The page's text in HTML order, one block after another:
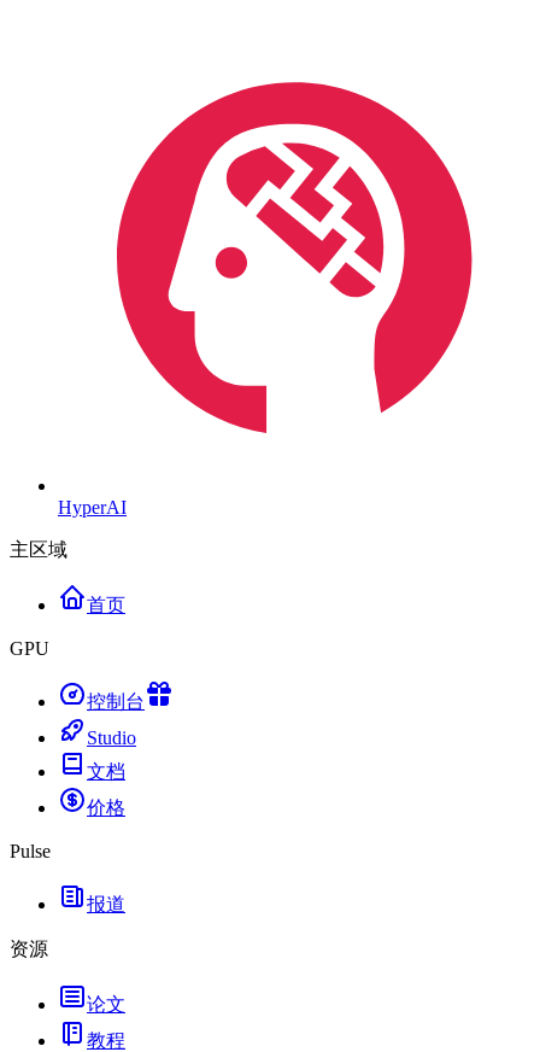
HyperAI
主区域
首页
GPU
控制台
Studio
文档
价格
Pulse
报道
资源
论文
教程